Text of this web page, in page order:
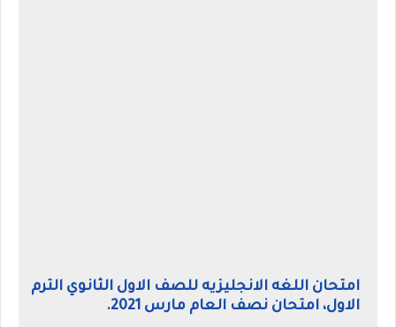
امتحان اللغه الانجليزيه للصف الاول الثانوي الترم
الاول، امتحان نصف العام مارس 2021.